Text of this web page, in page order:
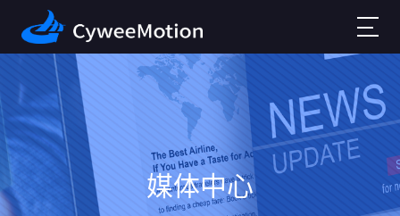
媒体中心